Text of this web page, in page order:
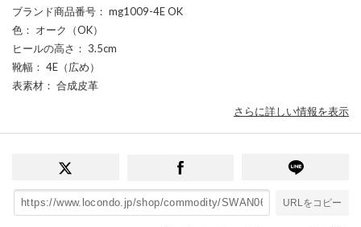
ブランド商品番号 ： mg1009-4E OK
色 ： オーク（OK）
ヒールの高さ ： 3.5cm
靴幅 ： 4E（広め）
表素材 ： 合成皮革
さらに詳しい情報を表示
URLをコピー